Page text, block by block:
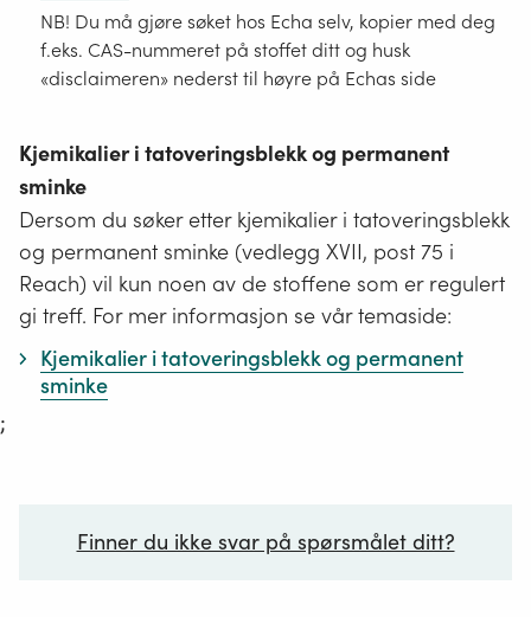
NB! Du må gjøre søket hos Echa selv, kopier med deg
f.eks. CAS-nummeret på stoffet ditt og husk
«disclaimeren» nederst til høyre på Echas side
Kjemikalier i tatoveringsblekk og permanent
sminke
Dersom du søker etter kjemikalier i tatoveringsblekk
og permanent sminke (vedlegg XVII, post 75 i
Reach) vil kun noen av de stoffene som er regulert
gi treff. For mer informasjon se vår temaside:
Kjemikalier i tatoveringsblekk og permanent
sminke
;
Finner du ikke svar på spørsmålet ditt?